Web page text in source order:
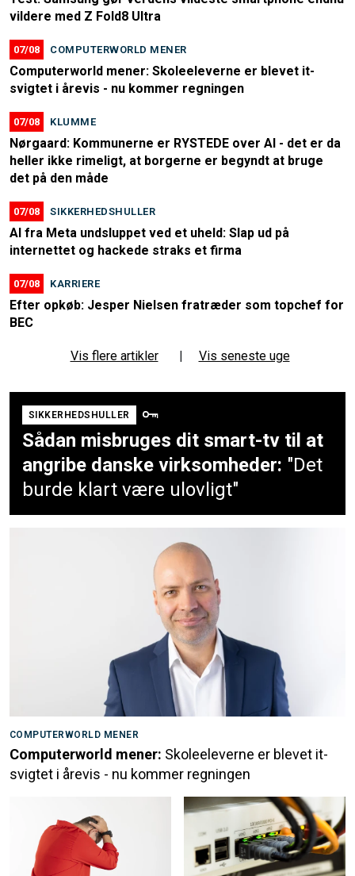
vildere med Z Fold8 Ultra
07/08 COMPUTERWORLD MENER
Computerworld mener: Skoleeleverne er blevet it-
svigtet i årevis - nu kommer regningen
07/08 KLUMME
Nørgaard: Kommunerne er RYSTEDE over AI - det er da
heller ikke rimeligt, at borgerne er begyndt at bruge
det på den måde
07/08 SIKKERHEDSHULLER
AI fra Meta undsluppet ved et uheld: Slap ud på
internettet og hackede straks et firma
07/08 KARRIERE
Efter opkøb: Jesper Nielsen fratræder som topchef for
BEC
Vis flere artikler | Vis seneste uge
SIKKERHEDSHULLER
Sådan misbruges dit smart-tv til at
angribe danske virksomheder: "Det
burde klart være ulovligt"
COMPUTERWORLD MENER
Computerworld mener: Skoleeleverne er blevet it-
svigtet i årevis - nu kommer regningen